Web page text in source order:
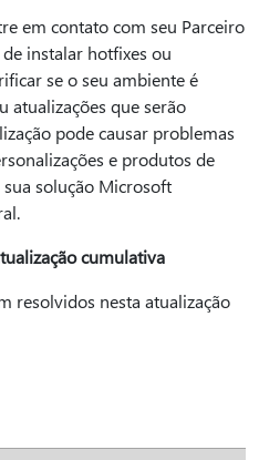
em contato com seu Parceiro
instalar hotfixes ou
se o seu ambiente é
atualizações que serão
pode causar problemas
e produtos de
solução Microsoft
cumulativa
resolvidos nesta atualização